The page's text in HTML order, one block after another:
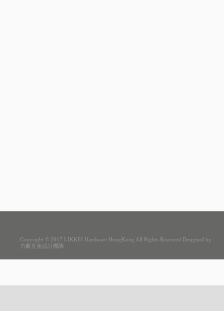
Copyright © 2017 LIKKEI Hardware HongKong All Rights Reserved Designed by
力麒五金設計團隊